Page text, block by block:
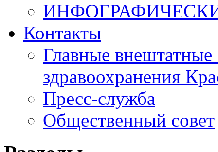
Контакты
Главные внештатные
здравоохранения
Пресс-служба
Общественный совет